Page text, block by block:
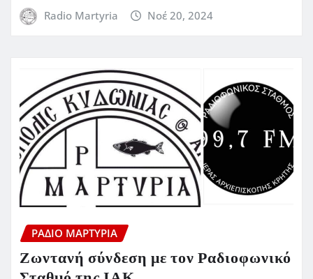
Radio Martyria Νοέ 20, 2024
ΡΆΔΙΟ ΜΑΡΤΥΡΊΑ
Ζωντανή σύνδεση με τον Ραδιοφωνικό